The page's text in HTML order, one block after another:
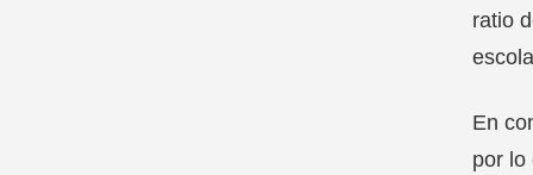
ratio
En
por lo